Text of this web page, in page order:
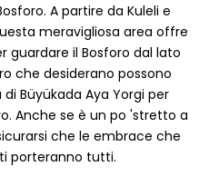
A partire da Kuleli e
meravigliosa area offre
guardare il Bosforo dal lato
che desiderano possono
Büyükada Aya Yorgi per
Anche se è un po 'stretto a
che le embrace che
porteranno tutti.